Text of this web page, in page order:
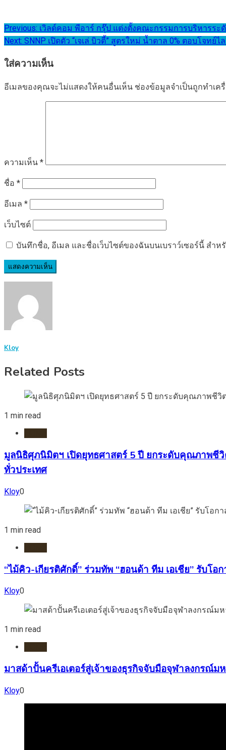
แนะแนว
เรื่อง
Previous: เวิลด์คอม พีอาร์ กรุ๊ป แต่งตั้งคณะกรรมการบริหารร
Next: SNNP เปิดตัว “เจเล่ บิวตี้” สูตรใหม่ น้ำตาล 0% ตอบโจ
ใส่ความเห็น
อีเมลของคุณจะไม่แสดงให้คนอื่นเห็น ช่องข้อมูลจำเป็นถูกทำเค
ความเห็น *
ชื่อ *
อีเมล *
เว็บไซต์
บันทึกชื่อ, อีเมล และชื่อเว็บไซต์ของฉันบนเบราว์เซอร์นี้ สำห
Kloy
Related Posts
1 min read
มูลนิธิศุภนิมิตฯ เปิดยุทธศาสตร์ 5 ปี ยกระดับคุณภาพชี
ทั่วประเทศ
Kloy0
1 min read
“ไม้คิว-เกียรติศักดิ์” ร่วมทัพ “ฮอนด้า ทีม เอเชีย” รับโ
Kloy0
1 min read
มาสด้าปั้นครีเอเตอร์สู่เจ้าของธุรกิจจับมือจุฬาลงกรณ์
Kloy0